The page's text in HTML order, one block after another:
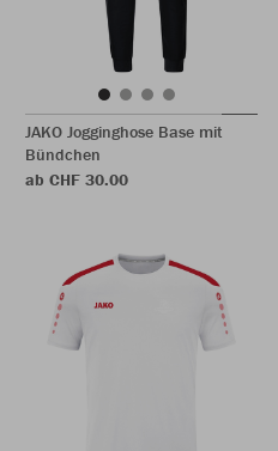
JAKO Jogginghose Base mit
Bündchen
ab CHF 30.00